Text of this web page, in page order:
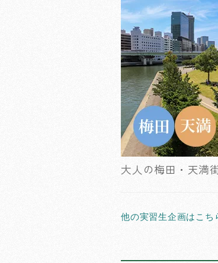
大人の梅田・天満
他の実習生企画はこち